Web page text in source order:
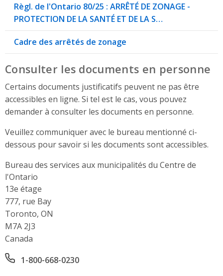
Règl. de l'Ontario 80/25 : ARRÊTÉ DE ZONAGE -
PROTECTION DE LA SANTÉ ET DE LA S…
Cadre des arrêtés de zonage
Consulter les documents en personne
Certains documents justificatifs peuvent ne pas être
accessibles en ligne. Si tel est le cas, vous pouvez
demander à consulter les documents en personne.
Veuillez communiquer avec le bureau mentionné ci-
dessous pour savoir si les documents sont accessibles.
Bureau des services aux municipalités du Centre de
l'Ontario
Address
13e étage
777, rue Bay
Toronto, ON
M7A 2J3
Canada
Office phone number
1-800-668-0230